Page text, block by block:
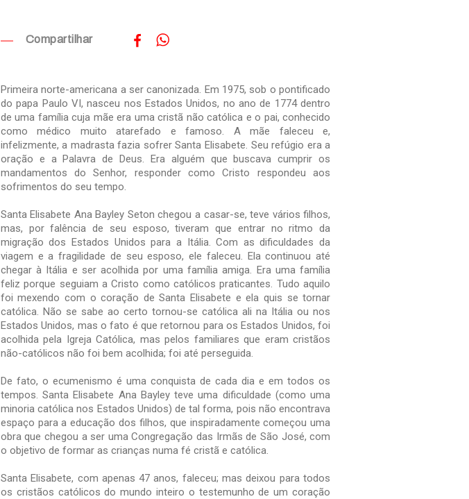
Compartilhar
Primeira norte-americana a ser canonizada. Em 1975, sob o pontificado
do papa Paulo VI, nasceu nos Estados Unidos, no ano de 1774 dentro
de uma família cuja mãe era uma cristã não católica e o pai, conhecido
como médico muito atarefado e famoso. A mãe faleceu e,
infelizmente, a madrasta fazia sofrer Santa Elisabete. Seu refúgio era a
oração e a Palavra de Deus. Era alguém que buscava cumprir os
mandamentos do Senhor, responder como Cristo respondeu aos
sofrimentos do seu tempo.
Santa Elisabete Ana Bayley Seton chegou a casar-se, teve vários filhos,
mas, por falência de seu esposo, tiveram que entrar no ritmo da
migração dos Estados Unidos para a Itália. Com as dificuldades da
viagem e a fragilidade de seu esposo, ele faleceu. Ela continuou até
chegar à Itália e ser acolhida por uma família amiga. Era uma família
feliz porque seguiam a Cristo como católicos praticantes. Tudo aquilo
foi mexendo com o coração de Santa Elisabete e ela quis se tornar
católica. Não se sabe ao certo tornou-se católica ali na Itália ou nos
Estados Unidos, mas o fato é que retornou para os Estados Unidos, foi
acolhida pela Igreja Católica, mas pelos familiares que eram cristãos
não-católicos não foi bem acolhida; foi até perseguida.
De fato, o ecumenismo é uma conquista de cada dia e em todos os
tempos. Santa Elisabete Ana Bayley teve uma dificuldade (como uma
minoria católica nos Estados Unidos) de tal forma, pois não encontrava
espaço para a educação dos filhos, que inspiradamente começou uma
obra que chegou a ser uma Congregação das Irmãs de São José, com
o objetivo de formar as crianças numa fé cristã e católica.
Santa Elisabete, com apenas 47 anos, faleceu; mas deixou para todos
os cristãos católicos do mundo inteiro o testemunho de um coração